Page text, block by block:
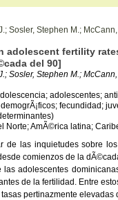
Sosler, Stephen M.;
adolescent fertility
del 90]
Sosler, Stephen M.;
adolescentes;
fecundidad;
Norte; AmÃ©rica latina;
de las inquietudes sobre
comienzos de la
las adolescentes
de la fertilidad. Entre
pertinazmente